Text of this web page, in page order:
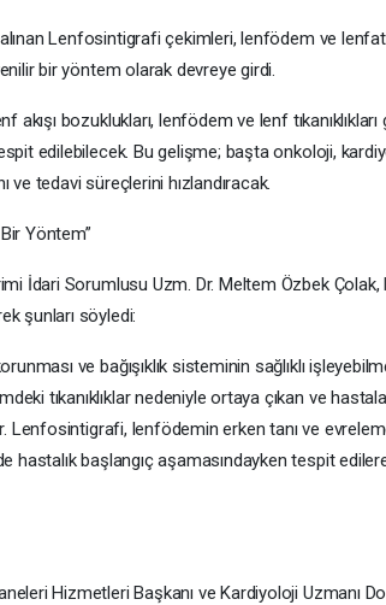
Lenfosintigrafi çekimleri, lenfödem ve
bir yöntem olarak devreye girdi.
bozuklukları, lenfödem ve lenf tıkanıklıkları
edilebilecek. Bu gelişme; başta onkoloji,
ve tedavi süreçlerini hızlandıracak.
Yöntem”
İdari Sorumlusu Uzm. Dr. Meltem Özbek
şunları söyledi:
ve bağışıklık sisteminin sağlıklı
tıkanıklıklar nedeniyle ortaya çıkan ve
Lenfosintigrafi, lenfödemin erken tanı ve
hastalık başlangıç aşamasındayken tespit
Hizmetleri Başkanı ve Kardiyoloji Uzmanı